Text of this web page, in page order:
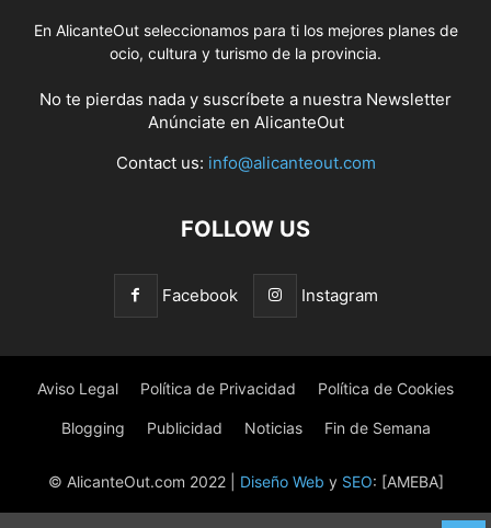
En AlicanteOut seleccionamos para ti los mejores planes de
ocio, cultura y turismo de la provincia.
No te pierdas nada y suscríbete a nuestra Newsletter
Anúnciate en AlicanteOut
Contact us: info@alicanteout.com
FOLLOW US
Facebook Instagram
Aviso Legal Política de Privacidad Política de Cookies
Blogging Publicidad Noticias Fin de Semana
© AlicanteOut.com 2022 | Diseño Web y SEO: [AMEBA]